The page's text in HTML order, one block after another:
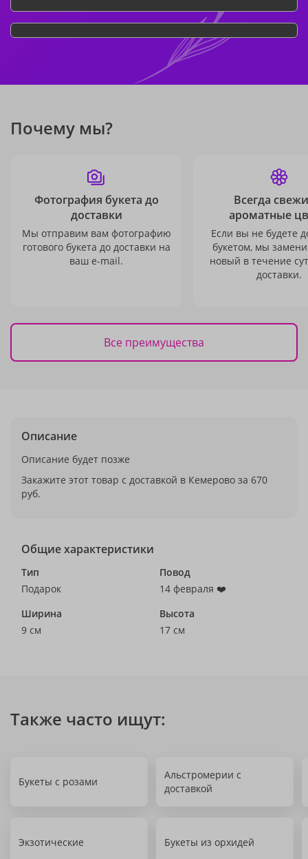
Почему мы?
Фотография букета до
доставки
Мы отправим вам фотографию
готового букета до доставки на
ваш e-mail.
Всегда
ароматные
Если вы не будете
букетом, мы
новый в течение
доставки.
Все преимущества
Описание
Описание будет позже
Закажите этот товар с доставкой в Кемерово за 670
руб.
Общие характеристики
Тип
Подарок
Повод
14 февраля ❤️
Ширина
9 см
Высота
17 см
Также часто ищут:
Букеты с розами
Альстромерии с
доставкой
Экзотические Букеты из орхидей